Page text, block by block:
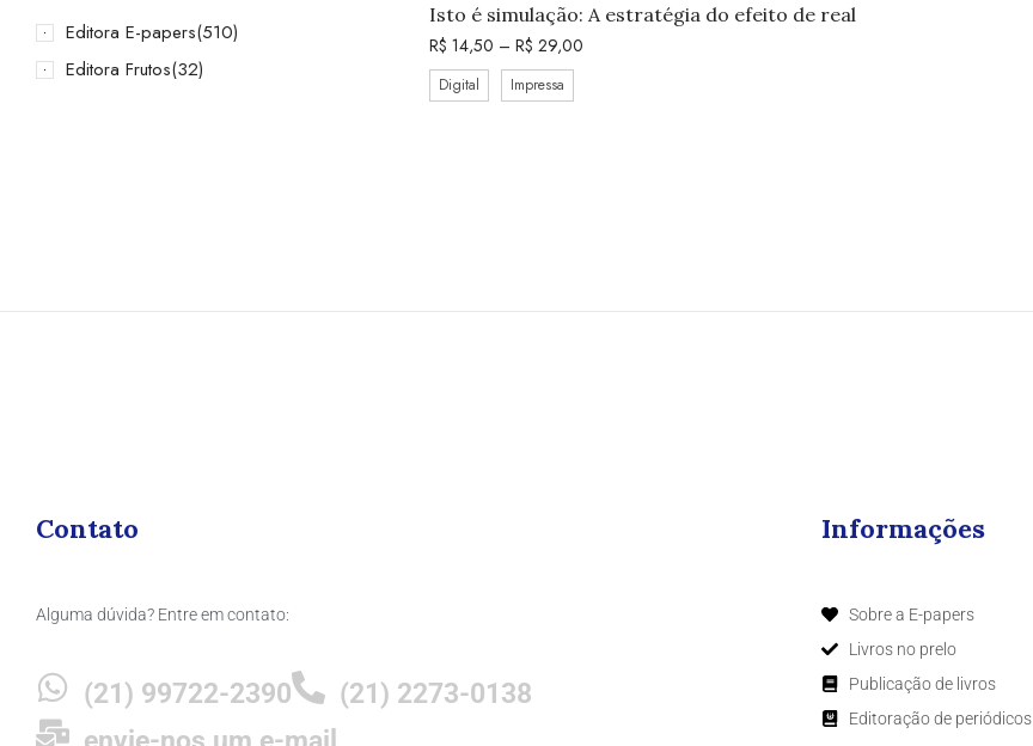
Editora E-papers(510)
Editora Frutos(32)
Isto é simulação: A estratégia do efeito de real
R$ 14,50 – R$ 29,00
Digital Impressa
Contato
Alguma dúvida? Entre em contato:
(21) 99722-2390
(21) 2273-0138
Informações
Sobre a E-papers
Livros no prelo
Publicação de livros
Editoração de periódicos